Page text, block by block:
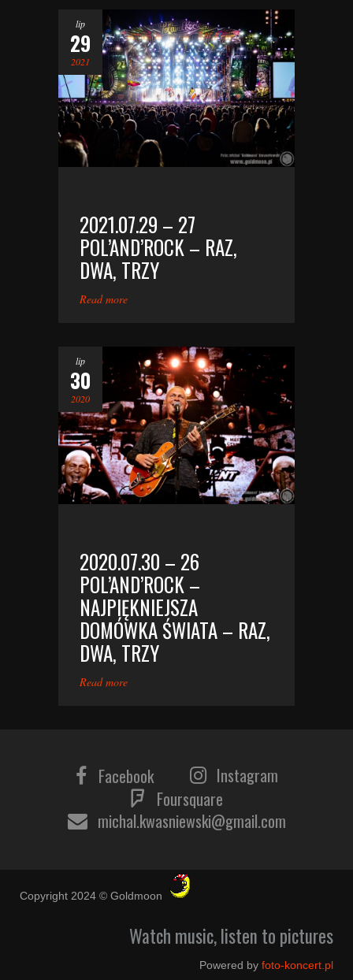
lip
29
2021
2021.07.29 – 27
POL’AND’ROCK – RAZ,
DWA, TRZY
Read more
lip
30
2020
2020.07.30 – 26
POL’AND’ROCK –
NAJPIĘKNIEJSZA
DOMÓWKA ŚWIATA – RAZ,
DWA, TRZY
Read more
Facebook
Instagram
Foursquare
michal.kwasniewski@gmail.com
Copyright 2024 © Goldmoon
Watch music, listen to pictures
Powered by foto-koncert.pl